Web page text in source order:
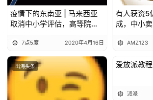
疫情下的东南亚 | 马来西亚
取消中小学评估，高等院校
7点5度 2020年4月16日
有人获资5
成，中小
AMZ123
出海头条 出海头条
爱放派教
派派